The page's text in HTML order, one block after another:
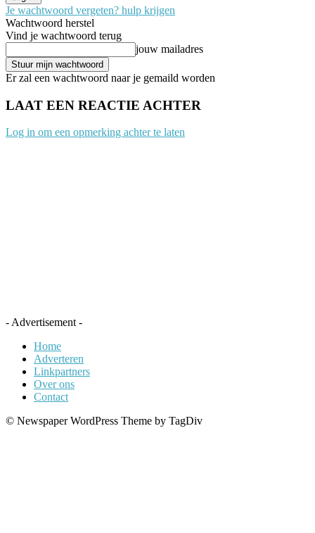
Je wachtwoord vergeten? hulp krijgen
Wachtwoord herstel
Vind je wachtwoord terug
jouw mailadres
Er zal een wachtwoord naar je gemaild worden
LAAT EEN REACTIE ACHTER
Log in om een opmerking achter te laten
- Advertisement -
Home
Adverteren
Linkpartners
Over ons
Contact
© Newspaper WordPress Theme by TagDiv